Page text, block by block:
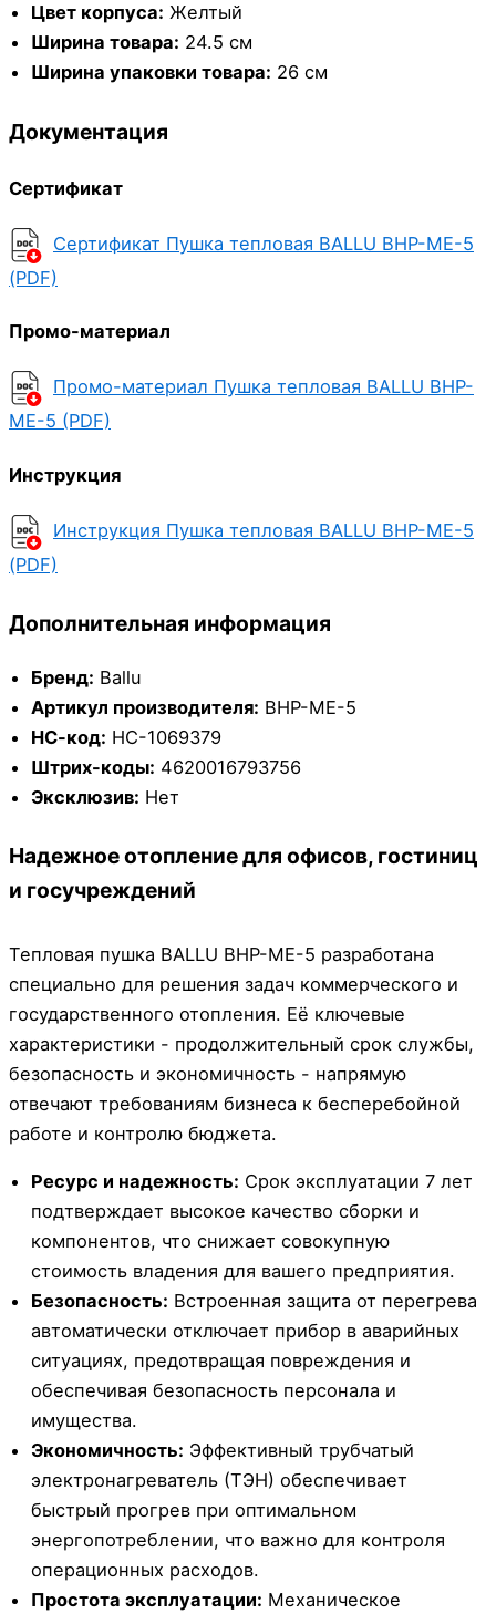
Цвет корпуса: Желтый
Ширина товара: 24.5 см
Ширина упаковки товара: 26 см
Документация
Сертификат
Сертификат Пушка тепловая BALLU BHP-ME-5
(PDF)
Промо-материал
Промо-материал Пушка тепловая BALLU BHP-
ME-5 (PDF)
Инструкция
Инструкция Пушка тепловая BALLU BHP-ME-5
(PDF)
Дополнительная информация
Бренд: Ballu
Артикул производителя: BHP-ME-5
НС-код: НС-1069379
Штрих-коды: 4620016793756
Эксклюзив: Нет
Надежное отопление для офисов, гостиниц
и госучреждений
Тепловая пушка BALLU BHP-ME-5 разработана
специально для решения задач коммерческого и
государственного отопления. Её ключевые
характеристики - продолжительный срок службы,
безопасность и экономичность - напрямую
отвечают требованиям бизнеса к бесперебойной
работе и контролю бюджета.
Ресурс и надежность: Срок эксплуатации 7 лет
подтверждает высокое качество сборки и
компонентов, что снижает совокупную
стоимость владения для вашего предприятия.
Безопасность: Встроенная защита от перегрева
автоматически отключает прибор в аварийных
ситуациях, предотвращая повреждения и
обеспечивая безопасность персонала и
имущества.
Экономичность: Эффективный трубчатый
электронагреватель (ТЭН) обеспечивает
быстрый прогрев при оптимальном
энергопотреблении, что важно для контроля
операционных расходов.
Простота эксплуатации: Механическое